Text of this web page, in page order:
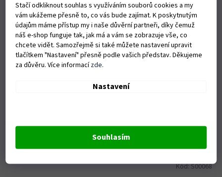
Stačí odkliknout souhlas s využíváním souborů cookies a my
vám ukážeme přesně to, co vás bude zajímat. K poskytnutým
údajům máme přístup my i naše důvěrní partneři, díky čemuž
náš e-shop funguje tak, jak má a vám se zobrazuje vše, co
chcete vidět. Samozřejmě si také můžete nastavení upravit
tlačítkem "Nastavení" přesně podle vašich představ. Děkujeme
za důvěru. Více informacízde.
Nastavení
Souhlasím
Rotační kartáč Husqvarna 130 cm profi
Pro úklid listí, štěrku, sněhu, apod. Hřídel poháněný kuželovým
převodem a řetězovým pohonem Zadní...
Kód:S00068